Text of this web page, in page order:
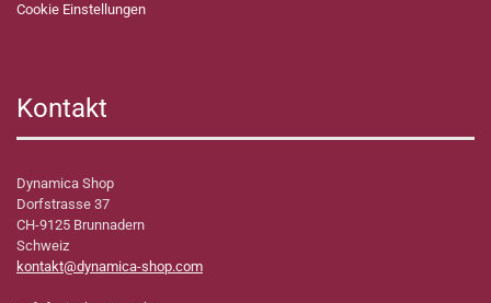
Cookie Einstellungen
Kontakt
Dynamica Shop
Dorfstrasse 37
CH-9125 Brunnadern
Schweiz
kontakt@dynamica-shop.com